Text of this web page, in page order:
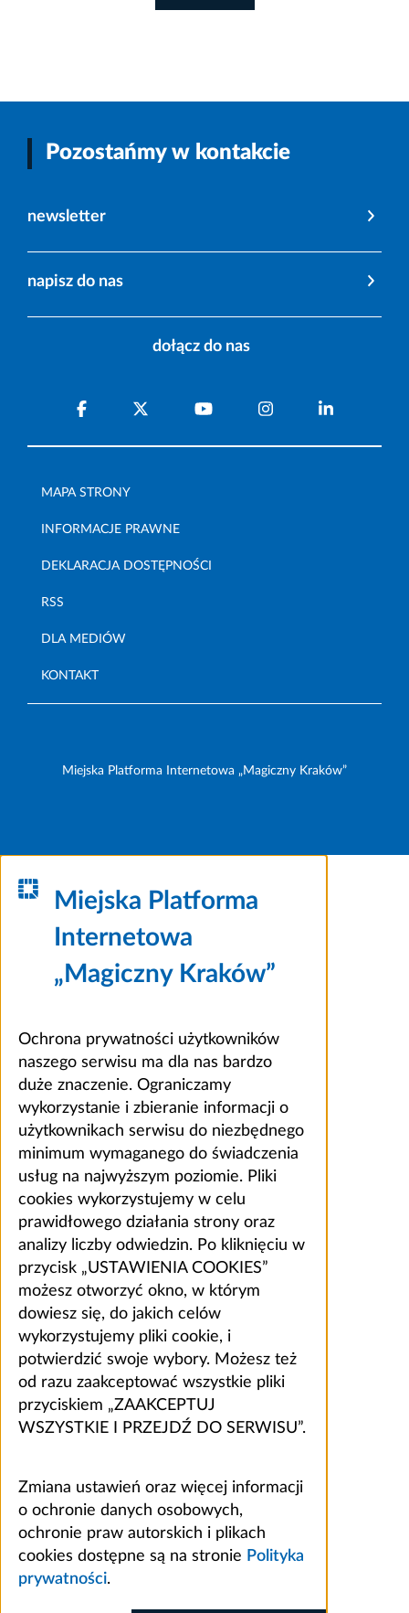
Pozostańmy w kontakcie
newsletter
napisz do nas
dołącz do nas
MAPA STRONY
INFORMACJE PRAWNE
DEKLARACJA DOSTĘPNOŚCI
RSS
DLA MEDIÓW
KONTAKT
Miejska Platforma Internetowa „Magiczny Kraków”
Miejska Platforma
Internetowa
„Magiczny Kraków”
Ochrona prywatności użytkowników
naszego serwisu ma dla nas bardzo
duże znaczenie. Ograniczamy
wykorzystanie i zbieranie informacji o
użytkownikach serwisu do niezbędnego
minimum wymaganego do świadczenia
usług na najwyższym poziomie. Pliki
cookies wykorzystujemy w celu
prawidłowego działania strony oraz
analizy liczby odwiedzin. Po kliknięciu w
przycisk „USTAWIENIA COOKIES”
możesz otworzyć okno, w którym
dowiesz się, do jakich celów
wykorzystujemy pliki cookie, i
potwierdzić swoje wybory. Możesz też
od razu zaakceptować wszystkie pliki
przyciskiem „ZAAKCEPTUJ
WSZYSTKIE I PRZEJDŹ DO SERWISU”.
Zmiana ustawień oraz więcej informacji
o ochronie danych osobowych,
ochronie praw autorskich i plikach
cookies dostępne są na stronie Polityka
prywatności.